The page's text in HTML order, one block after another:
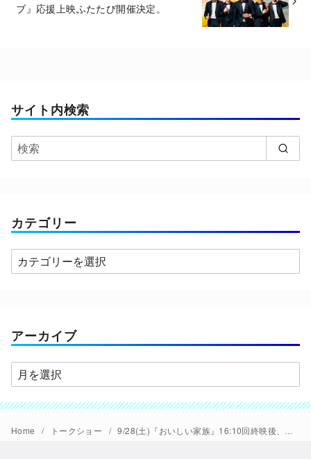
ブ』応援上映ふたたび開催決定。
サイト内検索
カテゴリー
カ
テ
ー
アーカイブ
ア
ー
カ
イ
Home トークショー 9/28(土)『おいしい家族』16:10回終映後、ふくだももこ監督×本多俊之(音楽)トークショー開催